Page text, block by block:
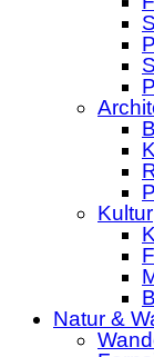
Kultur
Natur &